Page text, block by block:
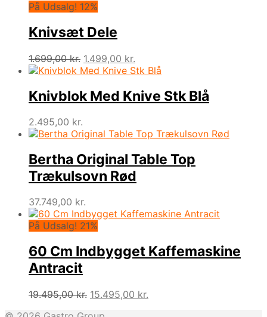
På Udsalg! 12%
Knivsæt Dele
1.699,00kr. Den
oprindelige
var:
1.699,00 kr..
1.499,00 kr.
aktuelle
er:
1.499,00 kr..
Knivblok Med Knive Stk Blå
2.495,00 kr.
Bertha Original Table Top
Trækulsovn Rød
37.749,00 kr.
På Udsalg! 21%
60 Cm Indbygget Kaffemaskine
Antracit
19.495,00kr. Den
15.495,00 kr.